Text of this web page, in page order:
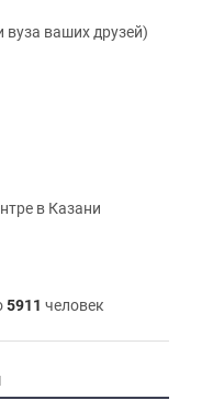
ваших друзей)
в Казани
5911 человек